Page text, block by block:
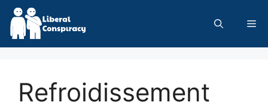
Skip
content
Refroidissement